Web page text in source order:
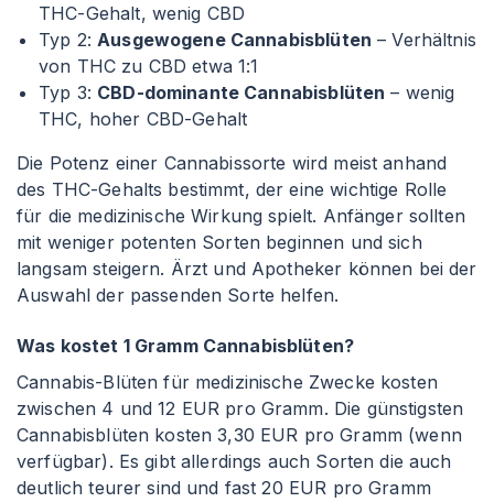
THC-Gehalt, wenig CBD
Typ 2:Ausgewogene Cannabisblüten – Verhältnis
von THC zu CBD etwa 1:1
Typ 3: CBD-dominante Cannabisblüten – wenig
THC, hoher CBD-Gehalt
Die Potenz einer Cannabissorte wird meist anhand
des THC-Gehalts bestimmt, der eine wichtige Rolle
für die medizinische Wirkung spielt. Anfänger sollten
mit weniger potenten Sorten beginnen und sich
langsam steigern. Ärzt und Apotheker können bei der
Auswahl der passenden Sorte helfen.
Was kostet 1 Gramm Cannabisblüten?
Cannabis-Blüten für medizinische Zwecke kosten
zwischen 4 und 12 EUR pro Gramm. Die günstigsten
Cannabisblüten kosten 3,30 EUR pro Gramm (wenn
verfügbar). Es gibt allerdings auch Sorten die auch
deutlich teurer sind und fast 20 EUR pro Gramm